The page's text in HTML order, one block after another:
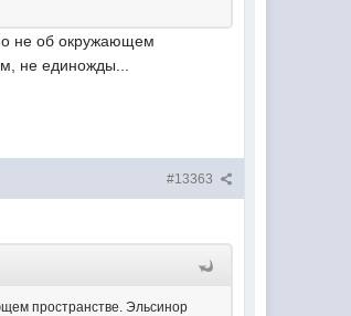
не об окружающем
не единожды...
#13363
пространстве. Эльсинор